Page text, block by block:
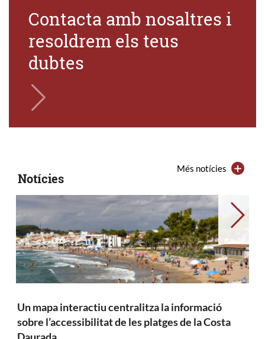
Contacta amb nosaltres i
resoldrem els teus
dubtes
Notícies
Més notícies
Un mapa interactiu centralitza la informació
sobre l’accessibilitat de les platges de la Costa
Daurada
→